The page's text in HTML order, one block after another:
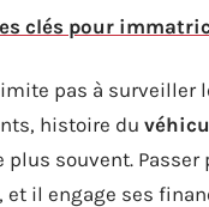
clés pour
pas à
histoire du
plus souvent. Passer
il engage ses